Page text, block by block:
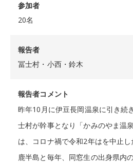
参加者
20名
報告者
冨士村・小西・鈴木
報告者コメント
昨年10月に伊豆長岡温泉に引き続
士村が幹事となり「かみのやま温
は、コロナ禍で令和2年はを中止
鹿半島と毎年、同窓生の出身県内